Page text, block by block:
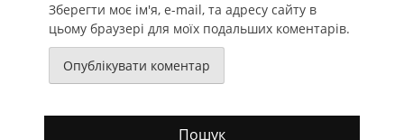
Зберегти моє ім'я, e-mail, та адресу сайту в
цьому браузері для моїх подальших коментарів.
Пошук